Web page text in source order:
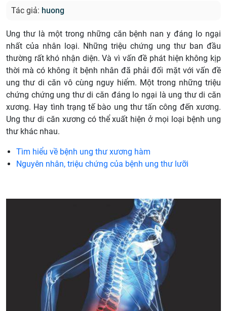
Tác giả: huong
Ung thư là một trong những căn bệnh nan y đáng lo ngại
nhất của nhân loại. Những triệu chứng ung thư ban đầu
thường rất khó nhận diện. Và vì vấn đề phát hiện không kịp
thời mà có không ít bệnh nhân đã phải đối mặt với vấn đề
ung thư di căn vô cùng nguy hiểm. Một trong những triệu
chứng chứng ung thư di căn đáng lo ngại là ung thư di căn
xương. Hay tình trạng tế bào ung thư tấn công đến xương.
Ung thư di căn xương có thể xuất hiện ở mọi loại bệnh ung
thư khác nhau.
Tìm hiểu về bệnh ung thư xương hàm
Nguyên nhân, triệu chứng của bệnh ung thư lưỡi